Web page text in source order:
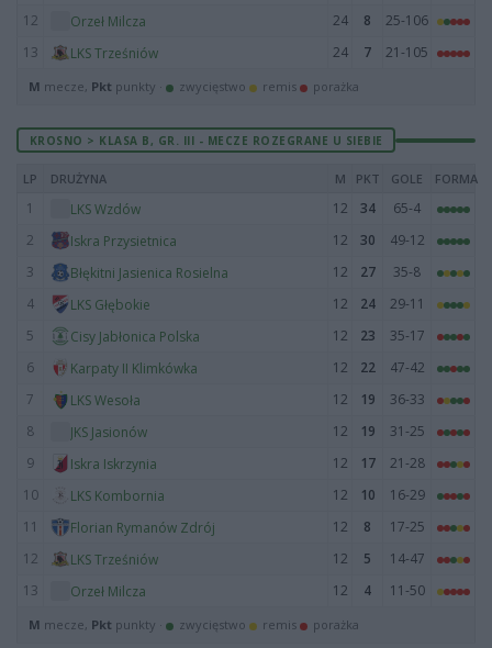
12
Orzeł Milcza 24 8
25-106
13
LKS Trześniów 24 7 21-105
M mecze, Pkt punkty · zwycięstwo remis porażka
KROSNO > KLASA B, GR. III - MECZE ROZEGRANE U SIEBIE
LP DRUŻYNA M PKT GOLE FORMA
1 LKS Wzdów 12 34
65-4
2
Iskra Przysietnica 12 30
49-12
3
Błękitni Jasienica Rosielna 12 27
35-8
4
LKS Głębokie 12 24
29-11
5
Cisy Jabłonica Polska 12 23
35-17
6
Karpaty II Klimkówka 12 22
47-42
7
LKS Wesoła 12 19
36-33
8
JKS Jasionów 12 19
31-25
9
Iskra Iskrzynia 12 17
21-28
10
LKS Kombornia 12 10
16-29
11
Florian Rymanów Zdrój 12 8
17-25
12
LKS Trześniów 12 5
14-47
13
Orzeł Milcza 12 4 11-50
M mecze, Pkt punkty · zwycięstwo remis porażka